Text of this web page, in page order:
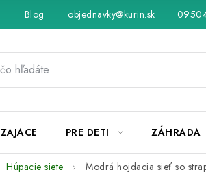
Blog Hodnotenie obchodu
objednavky@kurin.sk
PRE DETI ZÁHRADA
Húpacie siete Modrá hojdacia sieť so